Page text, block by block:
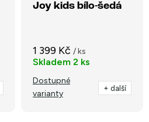
Joy kids bílo-šedá
1 399 Kč / ks
Skladem 2 ks
Dostupné
varianty
+ další